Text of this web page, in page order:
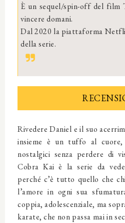
È un sequel/spin-off del film
vincere domani.
Dal 2020 la piattaforma
della serie.
Rivedere Daniel e il suo
insieme è un tuffo al cuore,
nostalgici senza perdere di
Cobra Kai è la serie da
perché c’è tutto quello che
l’amore in ogni sua
coppia, adolescenziale, ma
karate, che non passa mai in